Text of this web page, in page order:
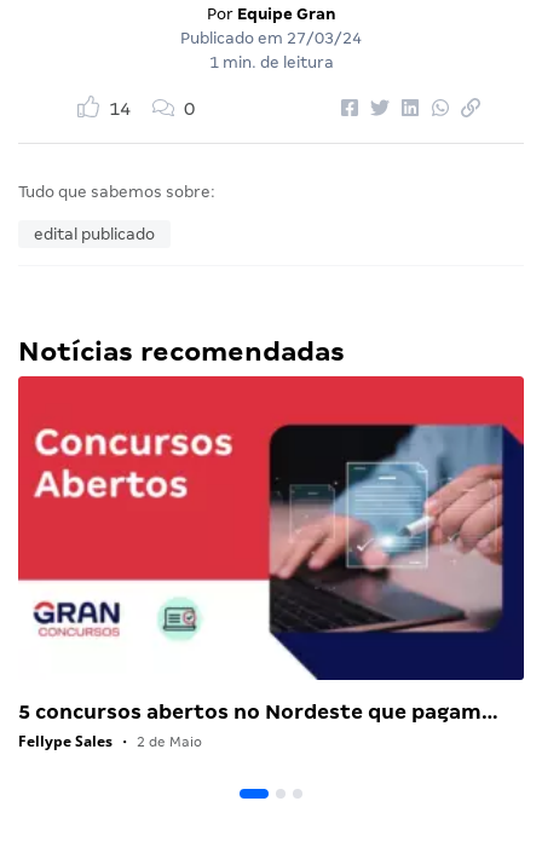
Por Equipe Gran
Publicado em 27/03/24
1 min. de leitura
14 0
Tudo que sabemos sobre:
edital publicado
Notícias recomendadas
5 concursos abertos no Nordeste que pagam…
Fellype Sales • 2 de Maio